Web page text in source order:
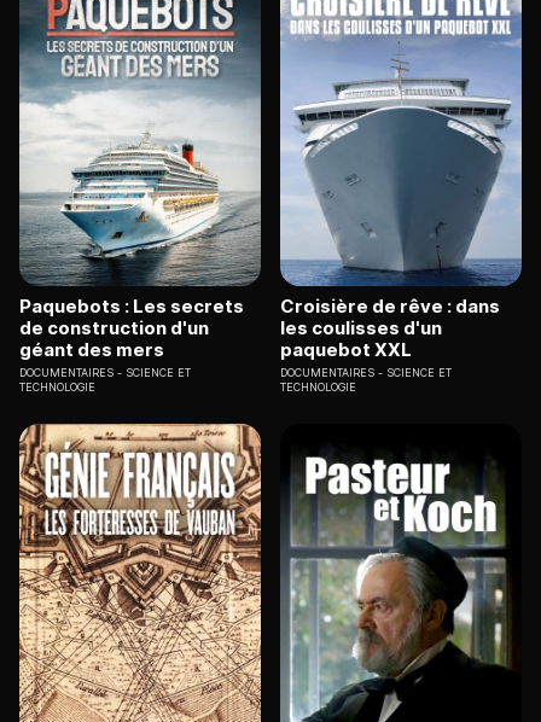
Paquebots : Les secrets
de construction d'un
géant des mers
DOCUMENTAIRES
SCIENCE ET
TECHNOLOGIE
Croisière de rêve : dans
les coulisses d'un
paquebot XXL
DOCUMENTAIRES
SCIENCE ET
TECHNOLOGIE